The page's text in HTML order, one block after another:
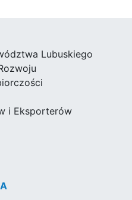
Lubuskiego
i Eksporterów